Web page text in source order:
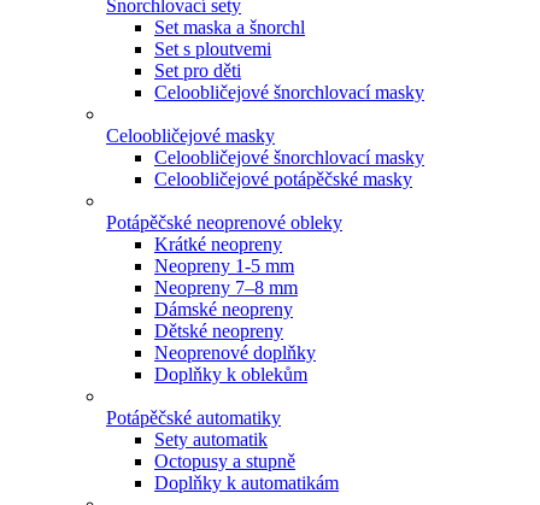
Šnorchlovací sety
Set maska a šnorchl
Set s ploutvemi
Set pro děti
Celoobličejové šnorchlovací masky
Celoobličejové masky
Celoobličejové šnorchlovací masky
Celoobličejové potápěčské masky
Potápěčské neoprenové obleky
Krátké neopreny
Neopreny 1-5 mm
Neopreny 7–8 mm
Dámské neopreny
Dětské neopreny
Neoprenové doplňky
Doplňky k oblekům
Potápěčské automatiky
Sety automatik
Octopusy a stupně
Doplňky k automatikám